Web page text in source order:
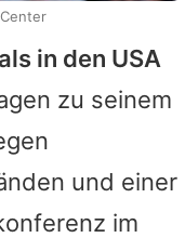
in den USA
zu seinem
und einer
im